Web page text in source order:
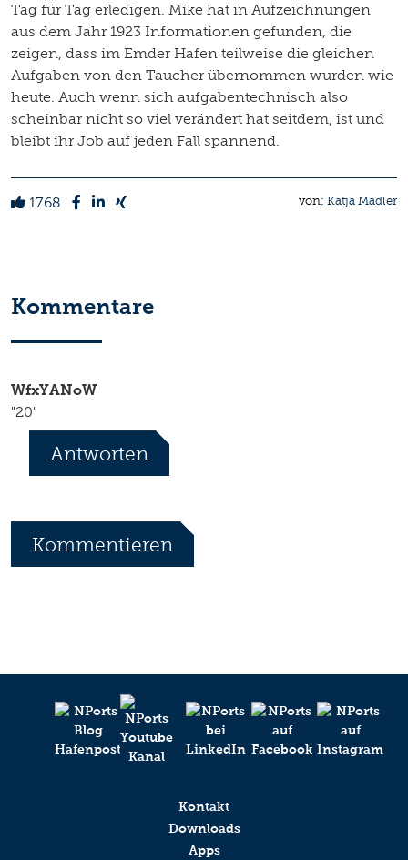
Tag für Tag erledigen. Mike hat in Aufzeichnungen
aus dem Jahr 1923 Informationen gefunden, die
zeigen, dass im Emder Hafen teilweise die gleichen
Aufgaben von den Taucher übernommen wurden wie
heute. Auch wenn sich aufgabentechnisch also
scheinbar nicht so viel verändert hat seitdem, ist und
bleibt ihr Job auf jeden Fall spannend.
1768 von: Katja Mädler
Kommentare
WfxYANoW
"20"
Antworten
Ihr Kommentar
Anti-Roboter-Verifizierung
Hier klicken
FriendlyCaptcha ⇗
Kommentieren
Anti-Roboter-Verifizierung
Kontakt
Downloads
Apps